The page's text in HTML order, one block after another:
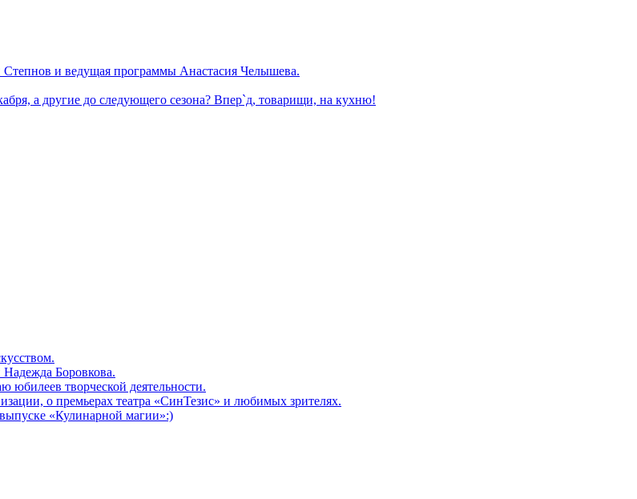
и ведущая программы Анастасия Челышева.
а другие до следующего сезона? Впер`д, товарищи, на кухню!
Боровкова.
юбилеев творческой деятельности.
о премьерах театра «СинТезис» и любимых зрителях.
«Кулинарной магии»:)